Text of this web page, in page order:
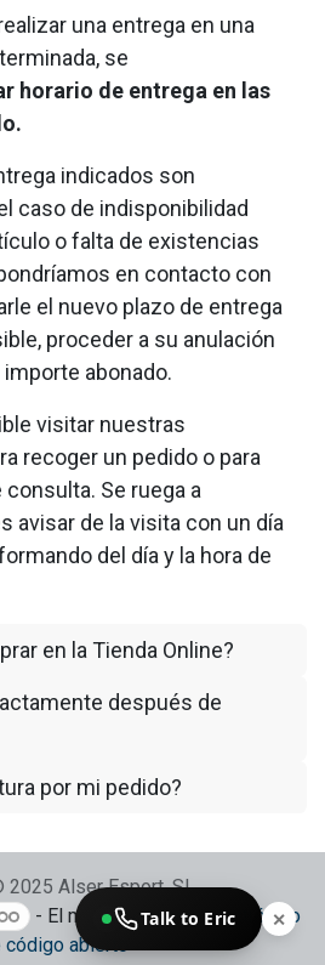
una entrega en una
se
horario de entrega en las
indicados son
caso de indisponibilidad
o falta de existencias
en contacto con
el nuevo plazo de entrega
proceder a su anulación
abonado.
visitar nuestras
recoger un pedido o para
Se ruega a
avisar de la visita con un día
del día y la hora de
en la Tienda Online?
después de
por mi pedido?
2025 Alser Esport, SL
- El mejorComercio electrónico
código abierto
Talk to Eric ✕